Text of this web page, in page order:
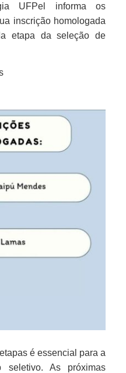
UFPel informa os
inscrição homologada
etapa da seleção de
é essencial para a
seletivo. As próximas